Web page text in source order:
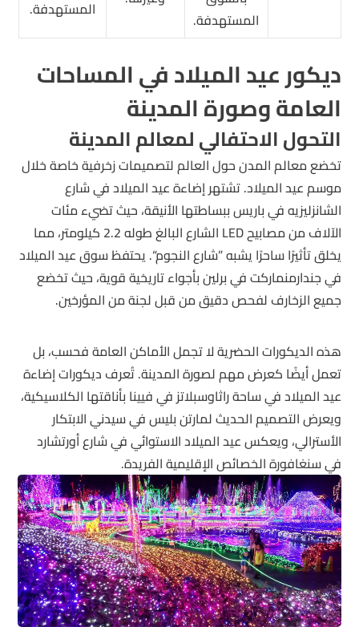
المستهدفة.
المستهدفة.
ديكور عيد الميلاد في المساحات
العامة وصورة المدينة
التحول الاحتفالي لمعالم المدينة
تخضع معالم المدن حول العالم لتصميمات زخرفية خاصة خلال
موسم عيد الميلاد. تشتهر إضاءة عيد الميلاد في شارع
الشانزليزيه في باريس ببساطتها الأنيقة، حيث تضيء مئات
الآلاف من مصابيح LED الشارع البالغ طوله 2.2 كيلومتر، مما
يخلق تأثيرًا ساحرًا يشبه ”شارع النجوم“. يحتفظ سوق عيد الميلاد
في جندارمنماركت في برلين بأجواء تاريخية قوية، حيث تخضع
جميع الزخارف لفحص دقيق من قبل لجنة من المؤرخين.
هذه الديكورات الحضرية لا تجمل الأماكن العامة فحسب، بل
تعمل أيضًا كعرض مهم لصورة المدينة. تُعرف ديكورات إضاءة
عيد الميلاد في ساحة راثاوسبلاتز في فيينا بأناقتها الكلاسيكية،
ويعرض التصميم الحديث لمارتن بليس في سيدني الابتكار
الأسترالي، ويعكس عيد الميلاد الاستوائي في شارع أورتشارد
في سنغافورة الخصائص الإقليمية الفريدة.